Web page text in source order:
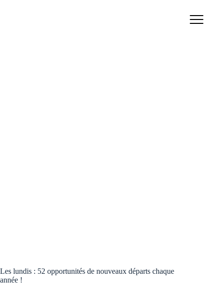
Les lundis : 52 opportunités de nouveaux départs chaque
année !